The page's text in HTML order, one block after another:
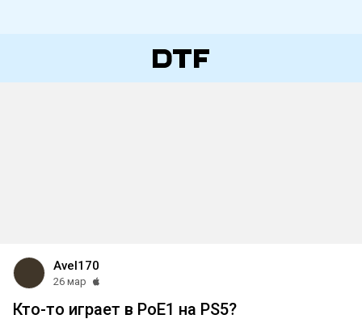
Avel170
26 мар
Кто-то играет в PoE1 на PS5?